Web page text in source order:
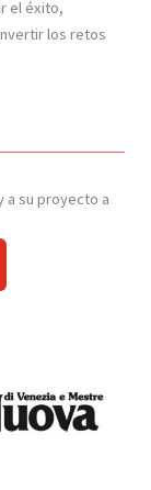
el éxito,
los retos
a su proyecto a